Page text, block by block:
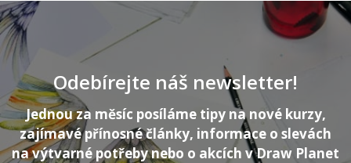
Odebírejte náš newsletter!
Jednou za měsíc posíláme tipy na nové kurzy,
zajímavé přínosné články, informace o slevách
na výtvarné potřeby nebo o akcích v Draw Planet